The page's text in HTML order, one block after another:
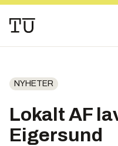
NYHETER
Lokalt AF
Eigersund